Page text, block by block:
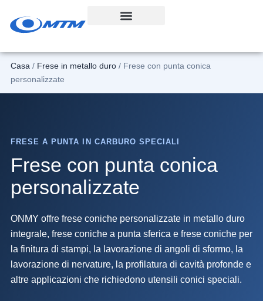
Casa / Frese in metallo duro/ Frese con punta conica
personalizzate
FRESE A PUNTA IN CARBURO SPECIALI
Frese con punta conica
personalizzate
ONMY offre frese coniche personalizzate in metallo duro
integrale, frese coniche a punta sferica e frese coniche per
la finitura di stampi, la lavorazione di angoli di sformo, la
lavorazione di nervature, la profilatura di cavità profonde e
altre applicazioni che richiedono utensili conici speciali.